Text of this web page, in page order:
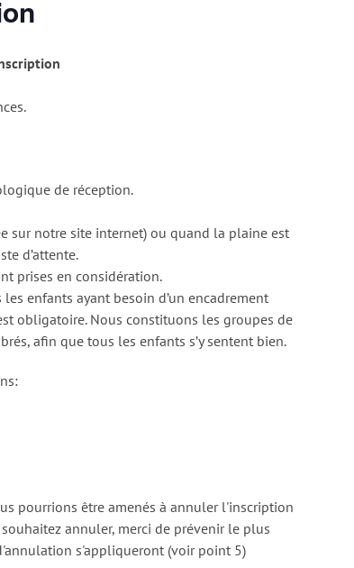
de réception.
sur notre site internet) ou quand la plaine est
d’attente.
prises en considération.
enfants ayant besoin d’un encadrement
obligatoire. Nous constituons les groupes de
afin que tous les enfants s’y sentent bien.
pourrions être amenés à annuler l'inscription
annuler, merci de prévenir le plus
s'appliqueront (voir point 5)